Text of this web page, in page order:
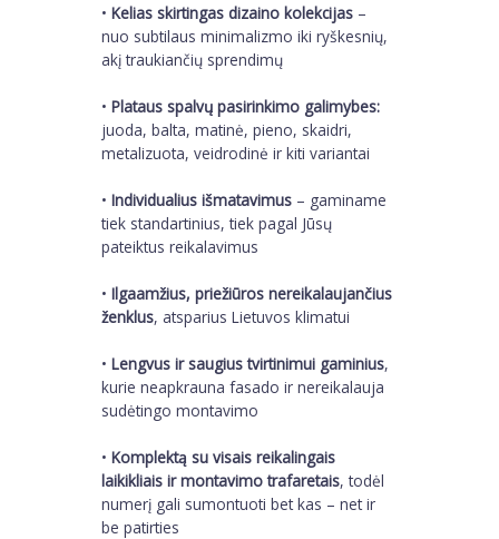
•Kelias skirtingas dizaino kolekcijas –
nuo subtilaus minimalizmo iki ryškesnių,
akį traukiančių sprendimų
•Plataus spalvų pasirinkimo galimybes:
juoda, balta, matinė, pieno, skaidri,
metalizuota, veidrodinė ir kiti variantai
•Individualius išmatavimus – gaminame
tiek standartinius, tiek pagal Jūsų
pateiktus reikalavimus
•Ilgaamžius, priežiūros nereikalaujančius
ženklus, atsparius Lietuvos klimatui
•Lengvus ir saugius tvirtinimui gaminius,
kurie neapkrauna fasado ir nereikalauja
sudėtingo montavimo
•Komplektą su visais reikalingais
laikikliais ir montavimo trafaretais, todėl
numerį gali sumontuoti bet kas – net ir
be patirties